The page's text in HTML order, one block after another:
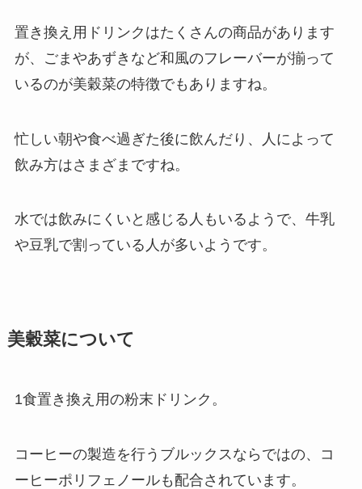
置き換え用ドリンクはたくさんの商品があります
が、ごまやあずきなど和風のフレーバーが揃って
いるのが美穀菜の特徴でもありますね。
忙しい朝や食べ過ぎた後に飲んだり、人によって
飲み方はさまざまですね。
水では飲みにくいと感じる人もいるようで、牛乳
や豆乳で割っている人が多いようです。
美穀菜について
1食置き換え用の粉末ドリンク。
コーヒーの製造を行うブルックスならではの、コ
ーヒーポリフェノールも配合されています。